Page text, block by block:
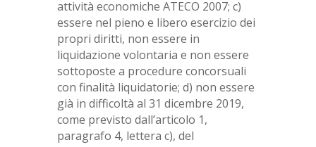
attività economiche ATECO 2007; c)
essere nel pieno e libero esercizio dei
propri diritti, non essere in
liquidazione volontaria e non essere
sottoposte a procedure concorsuali
con finalità liquidatorie; d) non essere
già in difficoltà al 31 dicembre 2019,
come previsto dall’articolo 1,
paragrafo 4, lettera c), del